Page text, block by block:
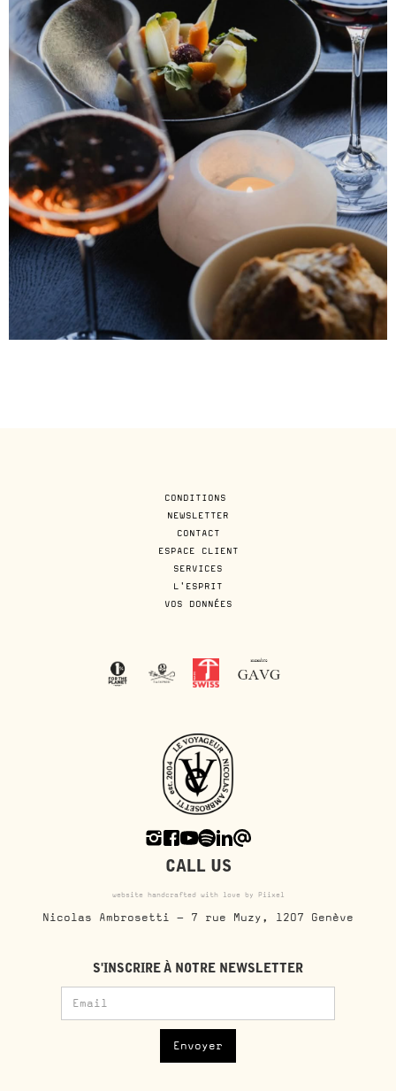
CONDITIONS
NEWSLETTER
CONTACT
ESPACE CLIENT
SERVICES
L'ESPRIT
VOS DONNÉES
CALL US
website handcrafted with love by Piixel
Nicolas Ambrosetti - 7 rue Muzy, 1207 Genève
S'INSCRIRE À NOTRE NEWSLETTER